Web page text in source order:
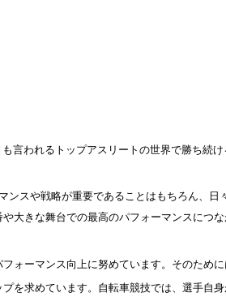
言われるトップアスリートの世界で勝ち続け
ンスや戦略が重要であることはもちろん、
大きな舞台での最高のパフォーマンスにつな
ォーマンス向上に努めています。 そのため
を求めています。 自転車競技では、選手自